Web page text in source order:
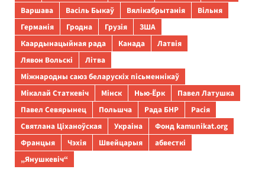
Варшава
Васіль Быкаў Вялікабрытанія
Вільня
Германія
Гродна Грузія
ЗША
Каардынацыйная рада
Канада
Латвія
Лявон Вольскі
Літва
Міжнародны саюз беларускіх пісьменнікаў
Мікалай Статкевіч
Мінск Нью-Ёрк
Павел Латушка
Павел Севярынец
Польшча Рада БНР
Расія
Святлана Ціханоўская
Украіна
Фонд kamunikat.org
Францыя
Чэхія Швейцарыя
абвесткі
„Янушкевіч“